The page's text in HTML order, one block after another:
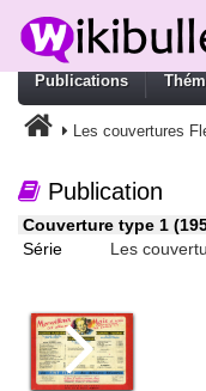
Publications
Les couvertures
Publication
Couverture type 1
Série
Les